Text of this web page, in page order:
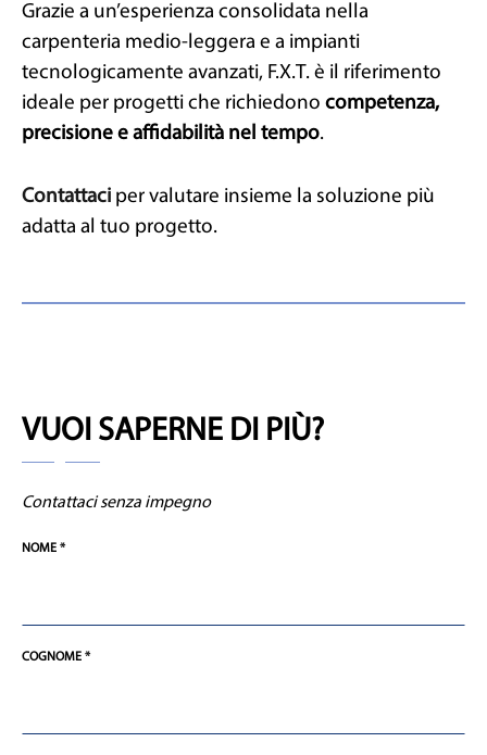
Grazie a un’esperienza consolidata nella
carpenteria medio-leggera e a impianti
tecnologicamente avanzati, F.X.T. è il riferimento
ideale per progetti che richiedono competenza,
precisione e affidabilità nel tempo.
Contattaci per valutare insieme la soluzione più
adatta al tuo progetto.
VUOI SAPERNE DI PIÙ?
Contattaci senza impegno
NOME *
COGNOME *